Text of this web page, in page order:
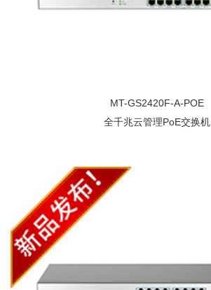
MT-GS2420F-A-POE
全千兆云管理PoE交换机